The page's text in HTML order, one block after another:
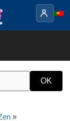
»